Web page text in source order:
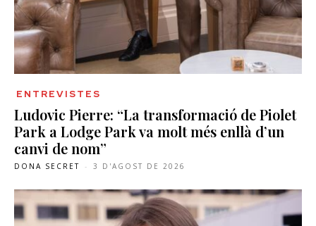
ENTREVISTES
Ludovic Pierre: “La transformació de Piolet
Park a Lodge Park va molt més enllà d’un
canvi de nom”
DONA SECRET - 3 D'AGOST DE 2026